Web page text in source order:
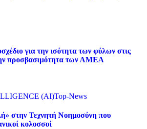
για την ισότητα των φύλων στις
προσβασιμότητα των ΑΜΕΑ
(AI)Top-News
στην Τεχνητή Νοημοσύνη που
κολοσσοί